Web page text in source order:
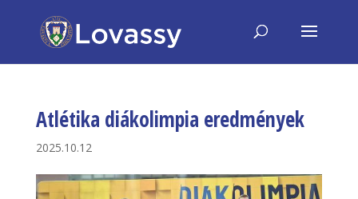
Atlétika diákolimpia eredmények
2025.10.12